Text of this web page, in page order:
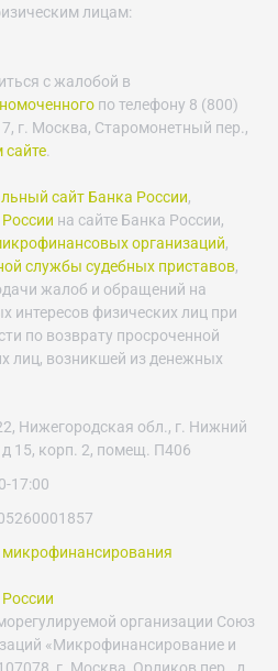
лицам:
с жалобой в
по телефону 8 (800)
г. Москва, Старомонетный пер.,
сайт Банка России,
на сайте Банка России,
организаций,
службы судебных приставов,
жалоб и обращений на
интересов физических лиц при
по возврату просроченной
лиц, возникшей из денежных
Нижегородская обл., г. Нижний
15, корп. 2, помещ. П406
17:00
организации Союз
«Микрофинансирование и